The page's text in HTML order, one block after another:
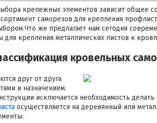
крепежных элементов зависит общее
саморезов для крепления
же предлагает нам сегодня
крепления металлических листов к
кровельных
друг от друга
и назначением.
исключается необходимость
осуществляется на деревянный или